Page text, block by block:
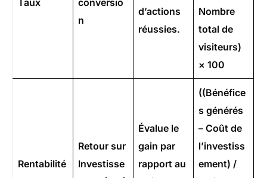
n
d’actions
réussies.
Nombre
total de
visiteurs)
× 100
Rentabilité
Retour sur
Investisse
Évalue le
gain par
rapport au
((Bénéfice
s générés
– Coût de
l’investiss
ement) /